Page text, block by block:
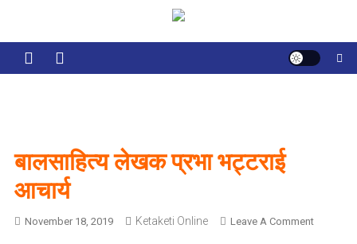
Ketaketi Online
First Nepali Online Magazine For Children
बालसाहित्य लेखक प्रभा भट्टराई
आचार्य
November 18, 2019 Ketaketi Online Leave A CommentO